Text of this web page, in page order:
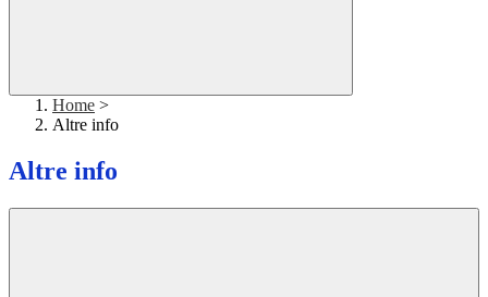
Home >
Altre info
Altre info